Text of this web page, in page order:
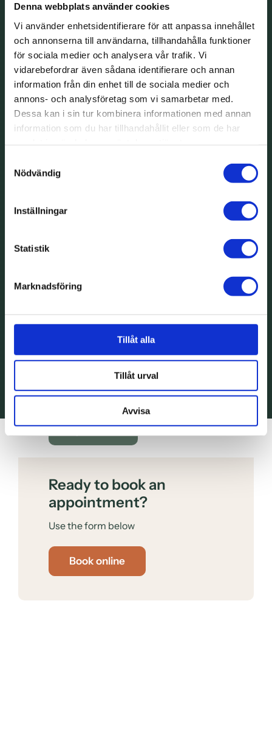
Denna webbplats använder cookies
Vi använder enhetsidentifierare för att anpassa innehållet
och annonserna till användarna, tillhandahålla funktioner
för sociala medier och analysera vår trafik. Vi
vidarebefordrar även sådana identifierare och annan
information från din enhet till de sociala medier och
annons- och analysföretag som vi samarbetar med.
Dessa kan i sin tur kombinera informationen med annan
information som du har tillhandahållit eller som de har
Nödvändig
Inställningar
Statistik
Marknadsföring
Tillåt alla
Tillåt urval
Avvisa
Do you have a question?
Call us at40 23 66 00
Ready to book an
appointment?
Use the form below
Book online